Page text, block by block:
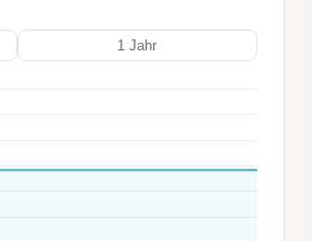
1 Jahr